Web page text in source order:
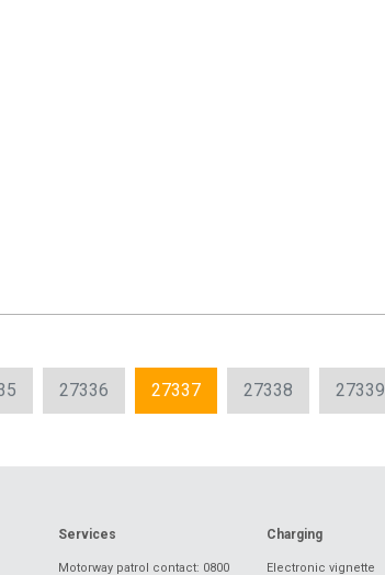
27336 27337 27338 27339
Services
Motorway patrol contact: 0800
Charging
Electronic vignette